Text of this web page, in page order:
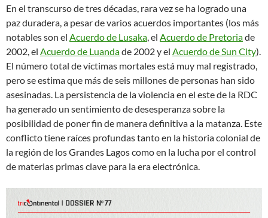
En el transcurso de tres décadas, rara vez se ha logrado una
paz duradera, a pesar de varios acuerdos importantes (los más
notables son el Acuerdo de Lusaka , el Acuerdo de Pretoriade
2002, el Acuerdo de Luandade 2002 y el Acuerdo de Sun City).
El número total de víctimas mortales está muy mal registrado,
pero se estima que más de seis millones de personas han sido
asesinadas. La persistencia de la violencia en el este de la RDC
ha generado un sentimiento de desesperanza sobre la
posibilidad de poner fin de manera definitiva a la matanza. Este
conflicto tiene raíces profundas tanto en la historia colonial de
la región de los Grandes Lagos como en la lucha por el control
de materias primas clave para la era electrónica.